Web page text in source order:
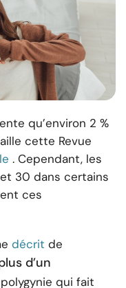
qu’environ 2 %
cette Revue
. Cependant, les
30 dans certains
ces
décrit de
d’un
qui fait